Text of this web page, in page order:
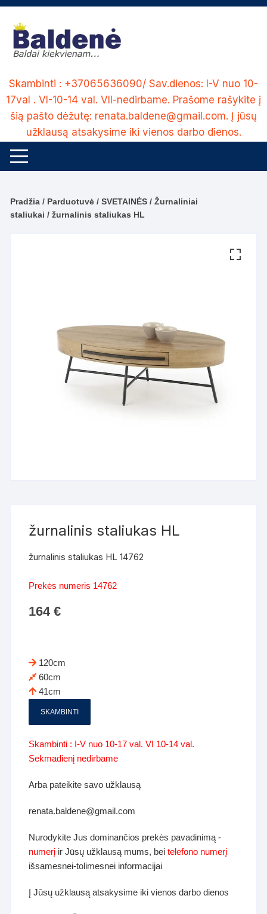
Skip
content
Skambinti : +37065636090/ Sav.dienos: I-V nuo 10-
17val . VI-10-14 val. VII-nedirbame. Prašome rašykite į
šią pašto dėžutę: renata.baldene@gmail.com. Į jūsų
užklausą atsakysime iki vienos darbo dienos.
Pradžia / Parduotuvė /SVETAINĖS /Žurnaliniai
staliukai / žurnalinis staliukas HL
žurnalinis staliukas HL
žurnalinis staliukas HL 14762
Prekės numeris 14762
164€
120cm
60cm
41cm
SKAMBINTI
Skambinti : I-V nuo 10-17 val. VI 10-14 val.
Sekmadienį nedirbame
Arba pateikite savo užklausą
renata.baldene@gmail.com
Nurodykite Jus dominančios prekės pavadinimą -
numerį ir Jūsų užklausą mums, beitelefono numerį
išsamesnei-tolimesnei informacijai
Į Jūsų užklausą atsakysime iki vienos darbo dienos